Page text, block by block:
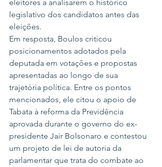
eleitores a analisarem o histórico
legislativo dos candidatos antes das
eleições.
Em resposta, Boulos criticou
posicionamentos adotados pela
deputada em votações e propostas
apresentadas ao longo de sua
trajetória política. Entre os pontos
mencionados, ele citou o apoio de
Tabata à reforma da Previdência
aprovada durante o governo do ex-
presidente Jair Bolsonaro e contestou
um projeto de lei de autoria da
parlamentar que trata do combate ao